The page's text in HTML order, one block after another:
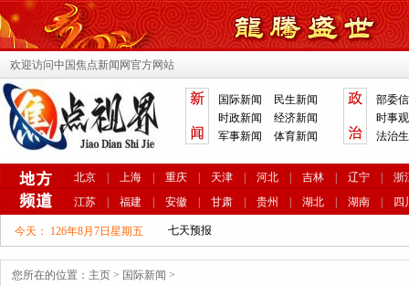
欢迎访问中国焦点新闻网官方网站
国际新闻
民生新闻
时政新闻
经济新闻
军事新闻
体育新闻
部委
时事
法治
北京 上海 重庆 天津 河北 吉林 辽宁
浙
江苏
福建 安徽 甘肃 贵州 湖北 湖南 四
今天： 126年8月7日星期五
您所在的位置： 主页 > 国际新闻 >